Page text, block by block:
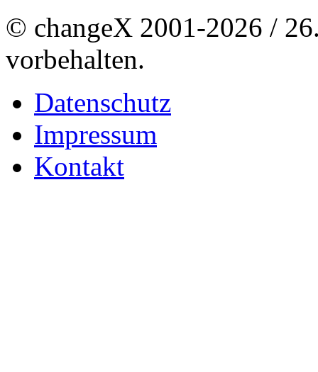
© changeX 2001-2026 /
vorbehalten.
Datenschutz
Impressum
Kontakt